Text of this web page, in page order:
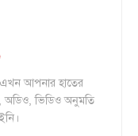
এখন আপনার হাতের
অডিও, ভিডিও অনুমতি